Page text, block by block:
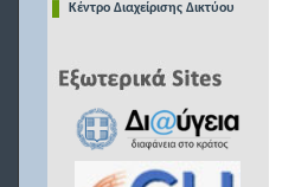
Κέντρο Διαχείρισης Δικτύου